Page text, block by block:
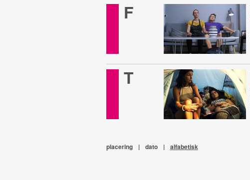
F
T
placering | dato | alfabetisk